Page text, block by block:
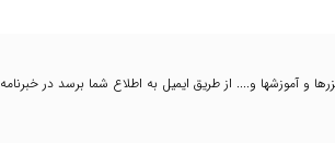
و آموزشها و.... از طریق ایمیل به اطلاع شما برسد در